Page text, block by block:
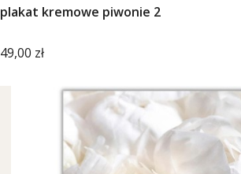
plakat kremowe piwonie 2
Cena
49,00 zł